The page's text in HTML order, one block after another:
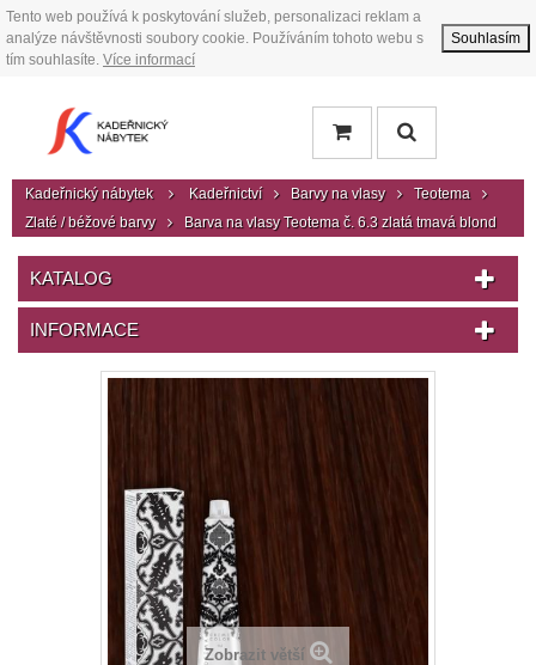
Tento web používá k poskytování služeb, personalizaci reklam a
analýze návštěvnosti soubory cookie. Používáním tohoto webu s
tím souhlasíte. Více informací
Souhlasím
Kadeřnický nábytek Kadeřnictví Barvy na vlasy
Teotema
Zlaté / béžové barvy
Barva na vlasy Teotema č. 6.3 zlatá tmavá blond
KATALOG
INFORMACE
Zobrazit větší